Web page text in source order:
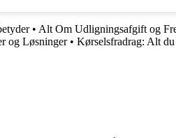
• Alt Om Udligningsafgift og
og Løsninger• Kørselsfradrag: Alt